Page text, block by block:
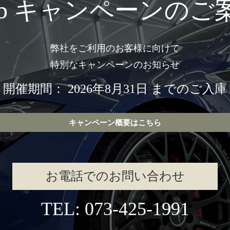
キャンペーンのご
弊社をご利用のお客様に向けて
特別なキャンペーンのお知らせ
開催期間： 2026年8月31日 までのご入庫
キャンペーン概要はこちら
お電話でのお問い合わせ
TEL: 073-425-1991